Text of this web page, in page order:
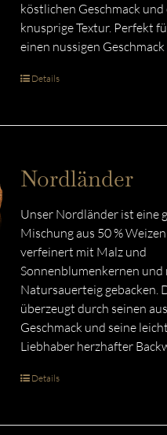
köstlichen Geschmack und
knusprige Textur. Perfekt
einen nussigen
Details
Nordländer
Unser Nordländer ist eine
Mischung aus 50 %
verfeinert mit Malz und
Sonnenblumenkernen und
Natursauerteig gebacken.
überzeugt durch seinen
Geschmack und seine
Liebhaber herzhafter
Details